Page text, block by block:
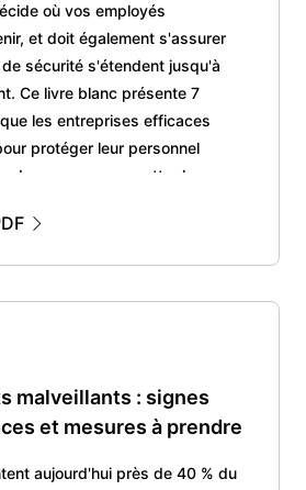
où vos employés
et doit également s'assurer
sécurité s'étendent jusqu'à
Ce livre blanc présente 7
les entreprises efficaces
protéger leur personnel
sans compromettre la
malveillants : signes
et mesures à prendre
aujourd'hui près de 40 % du